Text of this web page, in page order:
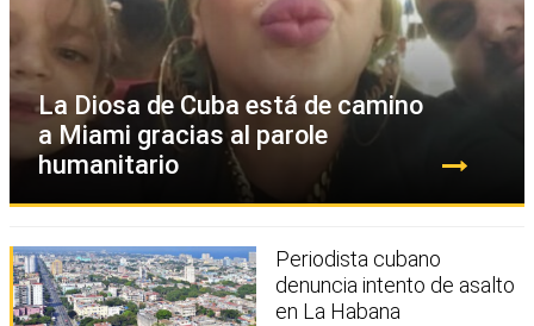
La Diosa de Cuba está de camino
a Miami gracias al parole
humanitario
Periodista cubano
denuncia intento de asalto
en La Habana